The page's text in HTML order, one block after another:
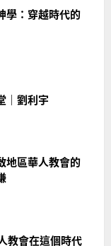
學：穿越時代的
｜劉利宇
地區華人教會的
會在這個時代